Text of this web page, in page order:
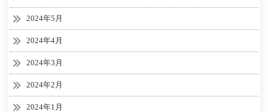
2024年5月
2024年4月
2024年3月
2024年2月
2024年1月